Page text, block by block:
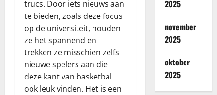
trucs. Door iets nieuws aan
te bieden, zoals deze focus
op de universiteit, houden
ze het spannend en
trekken ze misschien zelfs
nieuwe spelers aan die
deze kant van basketbal
ook leuk vinden. Het is een
2025
november
2025
oktober
2025